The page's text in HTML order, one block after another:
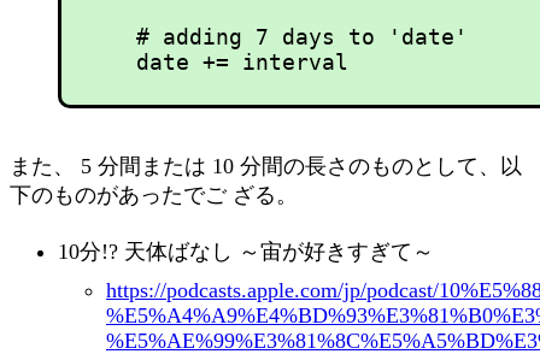
    # adding 7 days to 'date'
また、 5 分間または 10 分間の長さのものとして、以
下のものがあったでご ざる。
10分!? 天体ばなし ～宙が好きすぎて～
https://podcasts.apple.com/jp/podcast/